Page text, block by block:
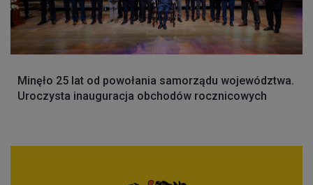
Minęło 25 lat od powołania samorządu województwa.
Uroczysta inauguracja obchodów rocznicowych